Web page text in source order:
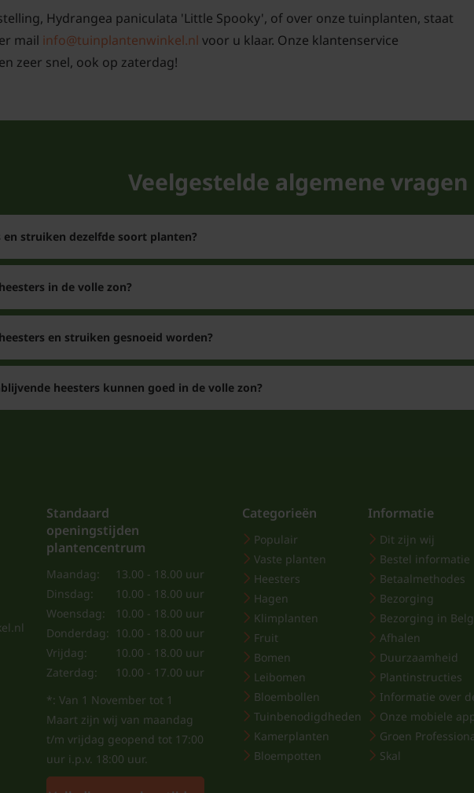
toevoeging aan elke
paniculata 'Little
Antwoord: De
kleinblijvende
Wat is het
Hydrangea?
Hoe groot
Antwoord: De
hoog, door middel
Hydrangea
dwergvariëteit van
pluimhortensia's
Hydrangea paniculata 'Little Spooky', of over onze tuinplanten, staat
mail info@tuinplantenwinkel.nl voor u klaar. Onze klantenservice
zeer snel, ook op zaterdag!
Veelgestelde algemene vragen
en struiken dezelfde soort planten?
in de volle zon?
en struiken gesnoeid worden?
heesters kunnen goed in de volle zon?
Standaard
openingstijden
plantencentrum
Maandag:
13.00 - 18.00 uur
Dinsdag:
10.00 - 18.00 uur
Woensdag:
10.00 - 18.00 uur
Donderdag: 10.00 - 18.00 uur
Vrijdag:
10.00 - 18.00 uur
Zaterdag:
10.00 - 17.00 uur
*: Van 1 November tot 1
Maart zijn wij van maandag
t/m vrijdag geopend tot 17:00
uur i.p.v. 18:00 uur.
Categorieën
Populair
Vaste planten
Heesters
Hagen
Klimplanten
Fruit
Bomen
Leibomen
Bloembollen
Tuinbenodigdheden
Kamerplanten
Bloempotten
Informatie
Dit zijn wij
Bestel informatie
Betaalmethodes
Bezorging
Bezorging in
Afhalen
Duurzaamheid
Plantinstructies
Informatie over
Onze mobiele
Groen
Skal